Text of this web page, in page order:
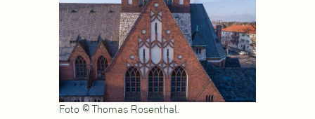
Foto © Thomas Rosenthal.